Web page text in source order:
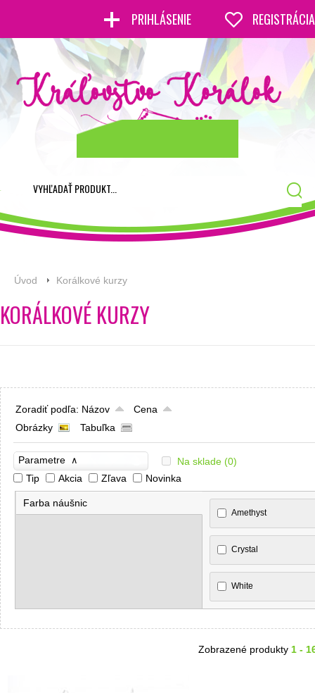
PRIHLÁSENIE REGISTRÁCIA
Úvod Korálkové kurzy
KORÁLKOVÉ KURZY
Zoradiť podľa: Názov
Cena
Obrázky
Tabuľka
Parametre ∧ Na sklade (0)
Tip
Akcia Zľava Novinka
Farba náušnic
Amethyst
Crystal
White
Zobrazené produkty 1 -